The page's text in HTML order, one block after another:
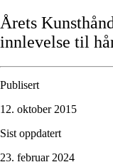
Årets
innlevelse til
Publisert
12. oktober 2015
Sist oppdatert
23. februar 2024